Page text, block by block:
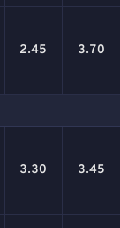
2.45 3.70
3.30 3.45